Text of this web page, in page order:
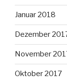
Januar 2018
Dezember
November
Oktober 2017